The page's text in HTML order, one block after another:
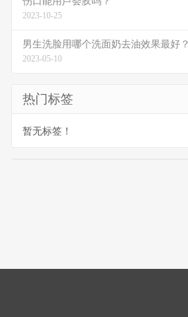
2023-10-25
男生洗脸用哪个洗面奶去油效果最好？
2023-05-10
热门标签
暂无标签！